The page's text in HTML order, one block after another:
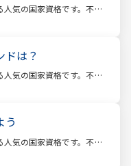
気の国家資格です。不動
婦まで、さまざまな方が
は？
気の国家資格です。不動
婦まで、さまざまな方が
う
気の国家資格です。不動
婦まで、さまざまな方が